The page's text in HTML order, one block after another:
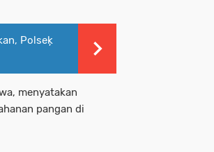
Polseķ
menyatakan
pangan di